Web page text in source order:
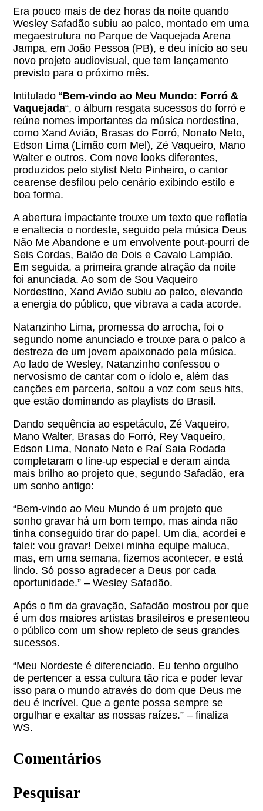
Era pouco mais de dez horas da noite quando
Wesley Safadão subiu ao palco, montado em uma
megaestrutura no Parque de Vaquejada Arena
Jampa, em João Pessoa (PB), e deu início ao seu
novo projeto audiovisual, que tem lançamento
previsto para o próximo mês.
Intitulado “Bem-vindo ao Meu Mundo: Forró &
Vaquejada“, o álbum resgata sucessos do forró e
reúne nomes importantes da música nordestina,
como Xand Avião, Brasas do Forró, Nonato Neto,
Edson Lima (Limão com Mel), Zé Vaqueiro, Mano
Walter e outros. Com nove looks diferentes,
produzidos pelo stylist Neto Pinheiro, o cantor
cearense desfilou pelo cenário exibindo estilo e
boa forma.
A abertura impactante trouxe um texto que refletia
e enaltecia o nordeste, seguido pela música Deus
Não Me Abandone e um envolvente pout-pourri de
Seis Cordas, Baião de Dois e Cavalo Lampião.
Em seguida, a primeira grande atração da noite
foi anunciada. Ao som de Sou Vaqueiro
Nordestino, Xand Avião subiu ao palco, elevando
a energia do público, que vibrava a cada acorde.
Natanzinho Lima, promessa do arrocha, foi o
segundo nome anunciado e trouxe para o palco a
destreza de um jovem apaixonado pela música.
Ao lado de Wesley, Natanzinho confessou o
nervosismo de cantar com o ídolo e, além das
canções em parceria, soltou a voz com seus hits,
que estão dominando as playlists do Brasil.
Dando sequência ao espetáculo, Zé Vaqueiro,
Mano Walter, Brasas do Forró, Rey Vaqueiro,
Edson Lima, Nonato Neto e Raí Saia Rodada
completaram o line-up especial e deram ainda
mais brilho ao projeto que, segundo Safadão, era
um sonho antigo:
“Bem-vindo ao Meu Mundo é um projeto que
sonho gravar há um bom tempo, mas ainda não
tinha conseguido tirar do papel. Um dia, acordei e
falei: vou gravar! Deixei minha equipe maluca,
mas, em uma semana, fizemos acontecer, e está
lindo. Só posso agradecer a Deus por cada
oportunidade.” – Wesley Safadão.
Após o fim da gravação, Safadão mostrou por que
é um dos maiores artistas brasileiros e presenteou
o público com um show repleto de seus grandes
sucessos.
“Meu Nordeste é diferenciado. Eu tenho orgulho
de pertencer a essa cultura tão rica e poder levar
isso para o mundo através do dom que Deus me
deu é incrível. Que a gente possa sempre se
orgulhar e exaltar as nossas raízes.” – finaliza
WS.
Comentários
Pesquisar